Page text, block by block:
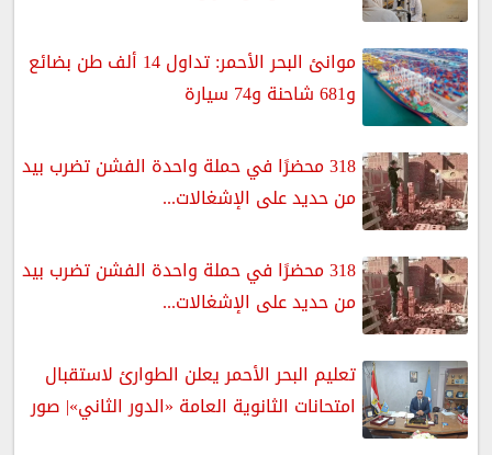
موانئ البحر الأحمر: تداول 14 ألف طن بضائع
و681 شاحنة و74 سيارة
318 محضرًا في حملة واحدة الفشن تضرب بيد
من حديد على الإشغالات...
318 محضرًا في حملة واحدة الفشن تضرب بيد
من حديد على الإشغالات...
تعليم البحر الأحمر يعلن الطوارئ لاستقبال
امتحانات الثانوية العامة «الدور الثاني»| صور